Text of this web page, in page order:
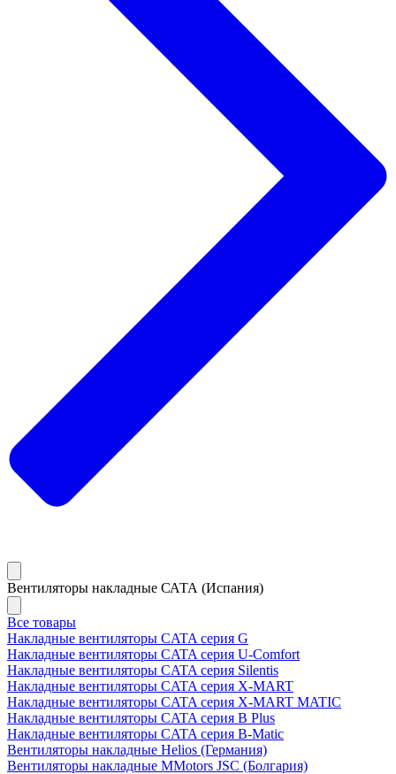
Вентиляторы накладные САТА (Испания)
Все товары
Накладные вентиляторы CATA серия G
Накладные вентиляторы CATA серия U-Comfort
Накладные вентиляторы CATA серия Silentis
Накладные вентиляторы CATA серия X-MART
Накладные вентиляторы CATA серия X-MART MATIC
Накладные вентиляторы CATA серия B Plus
Накладные вентиляторы CATA серия B-Matic
Вентиляторы накладные Helios (Германия)
Вентиляторы накладные MMotors JSC (Болгария)